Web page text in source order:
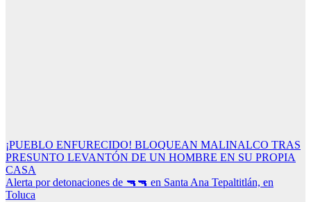
Navegación
de
entradas
¡PUEBLO ENFURECIDO! BLOQUEAN MALINALCO TRAS
PRESUNTO LEVANTÓN DE UN HOMBRE EN SU PROPIA
CASA
Alerta por detonaciones de 🔫🔫 en Santa Ana Tepaltitlán, en
Toluca